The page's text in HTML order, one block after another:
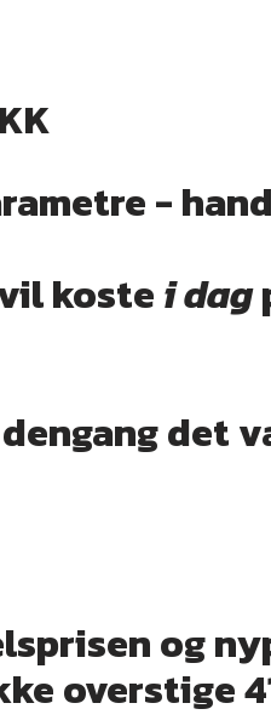
-
kostei dag
det
og
overstige